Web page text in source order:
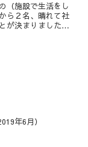
（施設で生活をし
ら２名、晴れて社
が決まりました。
年6月）